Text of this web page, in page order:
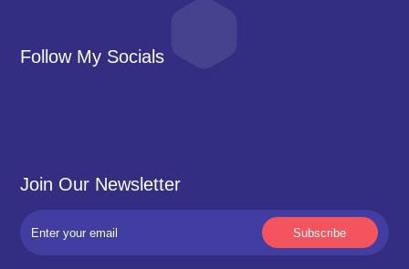
Follow My Socials
Join Our Newsletter